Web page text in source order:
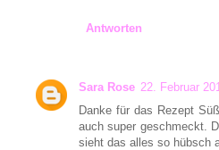
Antworten
Sara Rose 22. Februar
Danke für das Rezept
auch super geschmeckt.
sieht das alles so hübsch